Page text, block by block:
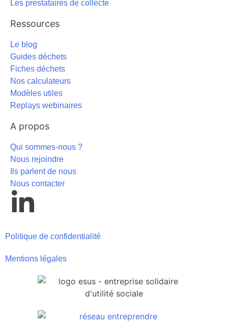
Les prestataires de collecte
Ressources
Le blog
Guides déchets
Fiches déchets
Nos calculateurs
Modèles utiles
Replays webinaires
A propos
Qui sommes-nous ?
Nous rejoindre
Ils parlent de nous
Nous contacter
Politique de confidentialité
Mentions légales